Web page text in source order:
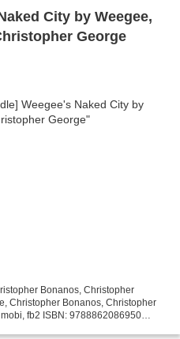
City by Weegee,
George
Bonanos, Christopher
Christopher Bonanos, Christopher
fb2 ISBN: 9788862086950